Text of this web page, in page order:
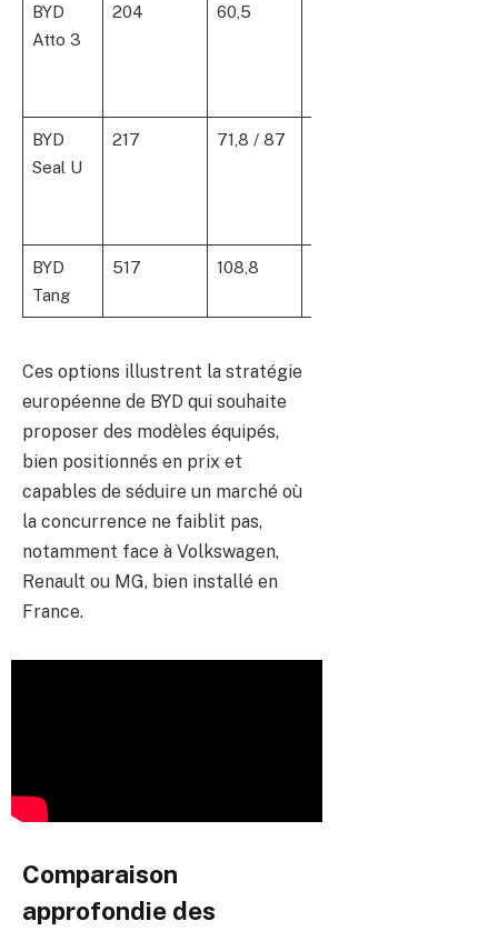
BYD
Atto 3
204 60,5
BYD
Seal U
217 71,8 / 87
BYD
Tang
517 108,8
Ces options illustrent la stratégie
européenne de BYD qui souhaite
proposer des modèles équipés,
bien positionnés en prix et
capables de séduire un marché où
la concurrence ne faiblit pas,
notamment face à Volkswagen,
Renault ou MG, bien installé en
France.
Comparaison
approfondie des